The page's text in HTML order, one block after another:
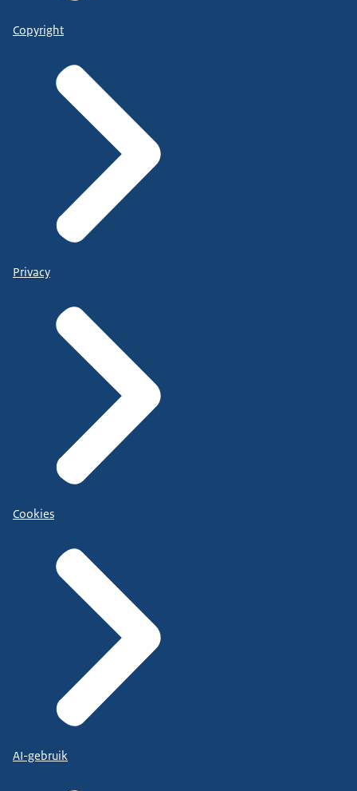
Copyright
Privacy
Cookies
AI-gebruik